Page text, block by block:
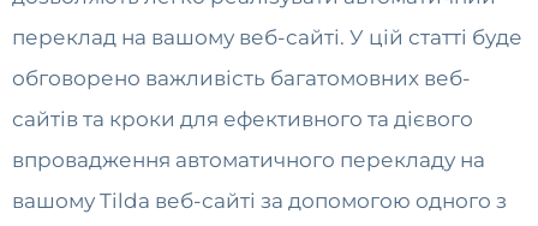
переклад на вашому веб-сайті. У цій статті буде
обговорено важливість багатомовних веб-
сайтів та кроки для ефективного та дієвого
впровадження автоматичного перекладу на
вашому Tilda веб-сайті за допомогою одного з